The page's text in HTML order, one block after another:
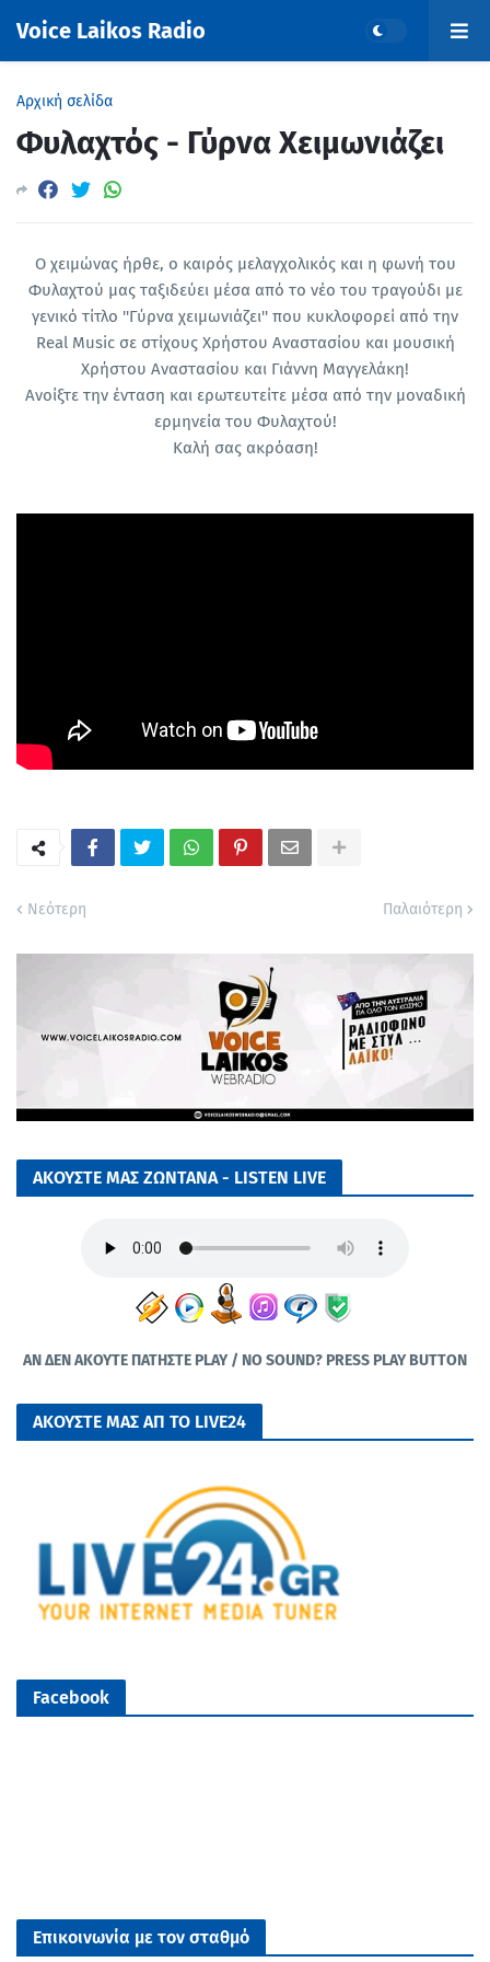
Voice Laikos Radio
Αρχική σελίδα
Φυλαχτός - Γύρνα Χειμωνιάζει
Ο χειμώνας ήρθε, ο καιρός μελαγχολικός και η φωνή του
Φυλαχτού μας ταξιδεύει μέσα από το νέο του τραγούδι με
γενικό τίτλο ''Γύρνα χειμωνιάζει'' που κυκλοφορεί από την
Real Music σε στίχους Χρήστου Αναστασίου και μουσική
Χρήστου Αναστασίου και Γιάννη Μαγγελάκη!
Ανοίξτε την ένταση και ερωτευτείτε μέσα από την μοναδική
ερμηνεία του Φυλαχτού!
Καλή σας ακρόαση!
Νεότερη Παλαιότερη
ΑΚΟΥΣΤΕ ΜΑΣ ΖΩΝΤΑΝΑ - LISTEN LIVE
ΑΝ ΔΕΝ ΑΚΟΥΤΕ ΠΑΤΗΣΤΕ PLAY / NO SOUND? PRESS PLAY BUTTON
ΑΚΟΥΣΤΕ ΜΑΣ ΑΠ ΤΟ LIVE24
Facebook
Επικοινωνία με τον σταθμό